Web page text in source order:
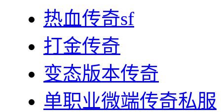
热血传奇sf
打金传奇
变态版本传奇
单职业微端传奇私服